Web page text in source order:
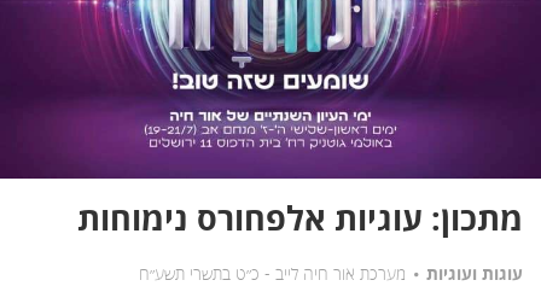
מתכון: עוגיות אלפחורס נימוחות
עוגות ועוגיות מערכת אור חיה לייב - כ״ט בתשרי תשע״ח